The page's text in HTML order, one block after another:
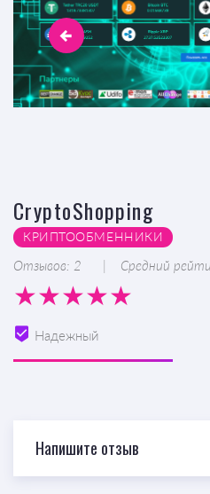
CryptoShopping
КРИПТООБМЕННИКИ
Отзывов: 2 Средний
Надежный
Напишите отзыв